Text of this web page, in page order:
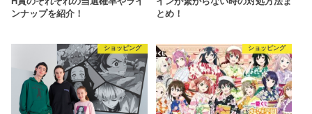
ンナップを紹介！
とめ！
ショッピング ショッピング